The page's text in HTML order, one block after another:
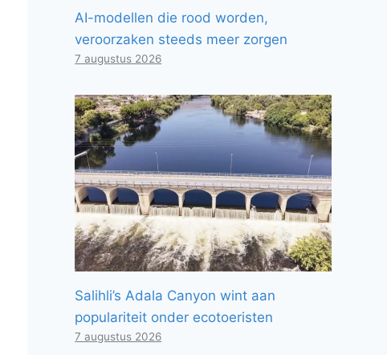
AI-modellen die rood worden,
veroorzaken steeds meer zorgen
7 augustus 2026
Salihli’s Adala Canyon wint aan
populariteit onder ecotoeristen
7 augustus 2026